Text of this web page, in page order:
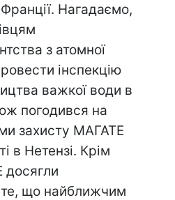
Нагадаємо,
з атомної
інспекцію
важкої води в
погодився на
захисту МАГАТЕ
в Нетензі. Крім
досягли
що найближчим